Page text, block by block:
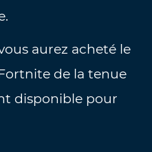
aurez acheté le
de la tenue
disponible pour